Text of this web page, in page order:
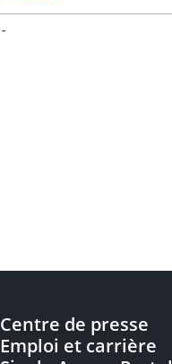
-
Centre de presse
Emploi et carrière